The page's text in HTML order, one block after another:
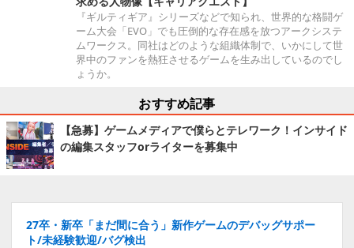
『ギルティギア』シリーズなどで知られ、世界的な格闘ゲ
ーム大会「EVO」でも圧倒的な存在感を放つアークシステ
ムワークス。同社はどのような組織体制で、いかにして世
界中のファンを熱狂させるゲームを生み出しているのでし
ょうか。
おすすめ記事
【急募】ゲームメディアで僕らとテレワーク！インサイド
の編集スタッフorライターを募集中
27卒・新卒「まだ間に合う」新作ゲームのデバッグサポー
ト/未経験歓迎/バグ検出